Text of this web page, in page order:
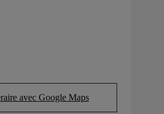
avec Google Maps
(Opens in new tab)